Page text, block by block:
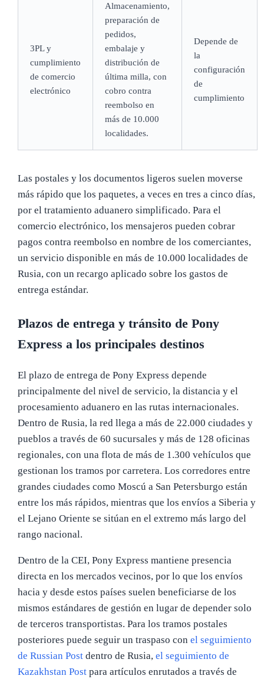
3PL y
cumplimiento
de comercio
electrónico
Almacenamiento,
preparación de
pedidos,
embalaje y
distribución de
última milla, con
cobro contra
reembolso en
más de 10.000
localidades.
Depende de
la
configuración
de
cumplimiento
Las postales y los documentos ligeros suelen moverse
más rápido que los paquetes, a veces en tres a cinco días,
por el tratamiento aduanero simplificado. Para el
comercio electrónico, los mensajeros pueden cobrar
pagos contra reembolso en nombre de los comerciantes,
un servicio disponible en más de 10.000 localidades de
Rusia, con un recargo aplicado sobre los gastos de
entrega estándar.
Plazos de entrega y tránsito de Pony
Express a los principales destinos
El plazo de entrega de Pony Express depende
principalmente del nivel de servicio, la distancia y el
procesamiento aduanero en las rutas internacionales.
Dentro de Rusia, la red llega a más de 22.000 ciudades y
pueblos a través de 60 sucursales y más de 128 oficinas
regionales, con una flota de más de 1.300 vehículos que
gestionan los tramos por carretera. Los corredores entre
grandes ciudades como Moscú a San Petersburgo están
entre los más rápidos, mientras que los envíos a Siberia y
el Lejano Oriente se sitúan en el extremo más largo del
rango nacional.
Dentro de la CEI, Pony Express mantiene presencia
directa en los mercados vecinos, por lo que los envíos
hacia y desde estos países suelen beneficiarse de los
mismos estándares de gestión en lugar de depender solo
de terceros transportistas. Para los tramos postales
posteriores puede seguir un traspaso con el seguimiento
de Russian Postdentro de Rusia, el seguimiento de
Kazakhstan Postpara artículos enrutados a través de